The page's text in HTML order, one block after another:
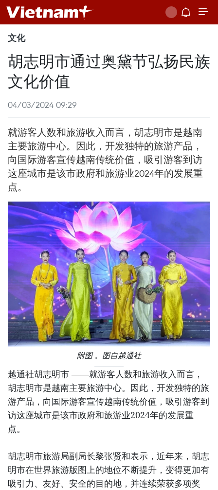
文化
胡志明市通过奥黛节弘扬民族
文化价值
04/03/2024 09:29
就游客人数和旅游收入而言，胡志明市是越南
主要旅游中心。因此，开发独特的旅游产品，
向国际游客宣传越南传统价值，吸引游客到访
这座城市是该市政府和旅游业2024年的发展重
点。
附图 。图自越通社
越通社胡志明市 ——就游客人数和旅游收入而言，
胡志明市是越南主要旅游中心。因此，开发独特的旅
游产品，向国际游客宣传越南传统价值，吸引游客到
访这座城市是该市政府和旅游业2024年的发展重
点。
胡志明市旅游局副局长黎张贤和表示，近年来，胡志
明市在世界旅游版图上的地位不断提升，变得更加有
吸引力、友好、安全的目的地，并连续荣获多项奖